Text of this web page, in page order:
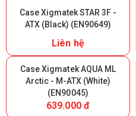
Case Xigmatek STAR 3F -
ATX (Black) (EN90649)
Liên hệ
Case Xigmatek AQUA ML
Arctic - M-ATX (White)
(EN90045)
639.000 đ